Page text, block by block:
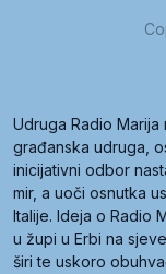
Udruga Radio
građanska udruga,
inicijativni odbor
mir, a uoči osnutka
Italije. Ideja o Radio
u župi u Erbi na
širi te uskoro